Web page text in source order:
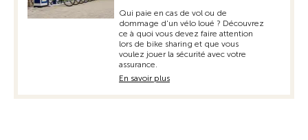
Qui paie en cas de vol ou de
dommage d'un vélo loué ? Découvrez
ce à quoi vous devez faire attention
lors de bike sharing et que vous
voulez jouer la sécurité avec votre
assurance.
En savoir plus